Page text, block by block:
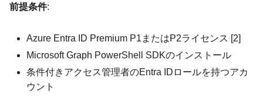
前提条件:
Azure Entra ID Premium P1またはP2ライセンス [2]
Microsoft Graph PowerShell SDKのインストール
条件付きアクセス管理者のEntra IDロールを持つアカ
ウント